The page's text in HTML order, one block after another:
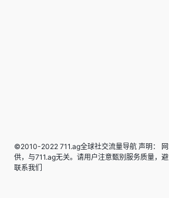
©2010-2022 711.ag全球社交流量导航 声明：
供，与711.ag无关。请用户注意甄别服务质量，
联系我们